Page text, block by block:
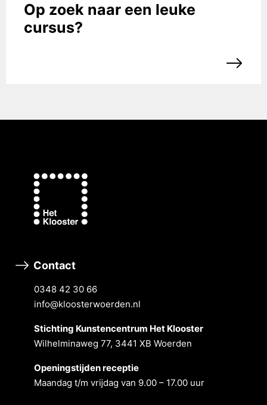
Op zoek naar een leuke
cursus?
Contact
0348 42 30 66
info@kloosterwoerden.nl
Stichting Kunstencentrum Het Klooster
Wilhelminaweg 77, 3441 XB Woerden
Openingstĳden receptie
Maandag t/m vrĳdag van 9.00 – 17.00 uur